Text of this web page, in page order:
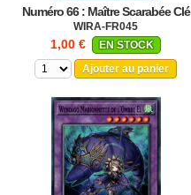
Numéro 66 : Maître Scarabée Clé
WIRA-FR045
1,00 €
EN STOCK
Ajouter au panier